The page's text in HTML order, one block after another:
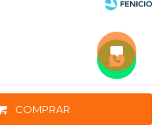
COMPRAR